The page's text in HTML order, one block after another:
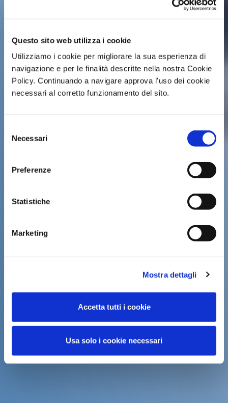
Questo sito web utilizza i cookie
Utilizziamo i cookie per migliorare la sua esperienza di
navigazione e per le finalità descritte nella nostra Cookie
Policy. Continuando a navigare approva l'uso dei cookie
necessari al corretto funzionamento del sito.
delNecessari
Preferenze
Statistiche
Marketing
Mostra dettagli
Accetta tutti i cookie
Usa solo i cookie necessari